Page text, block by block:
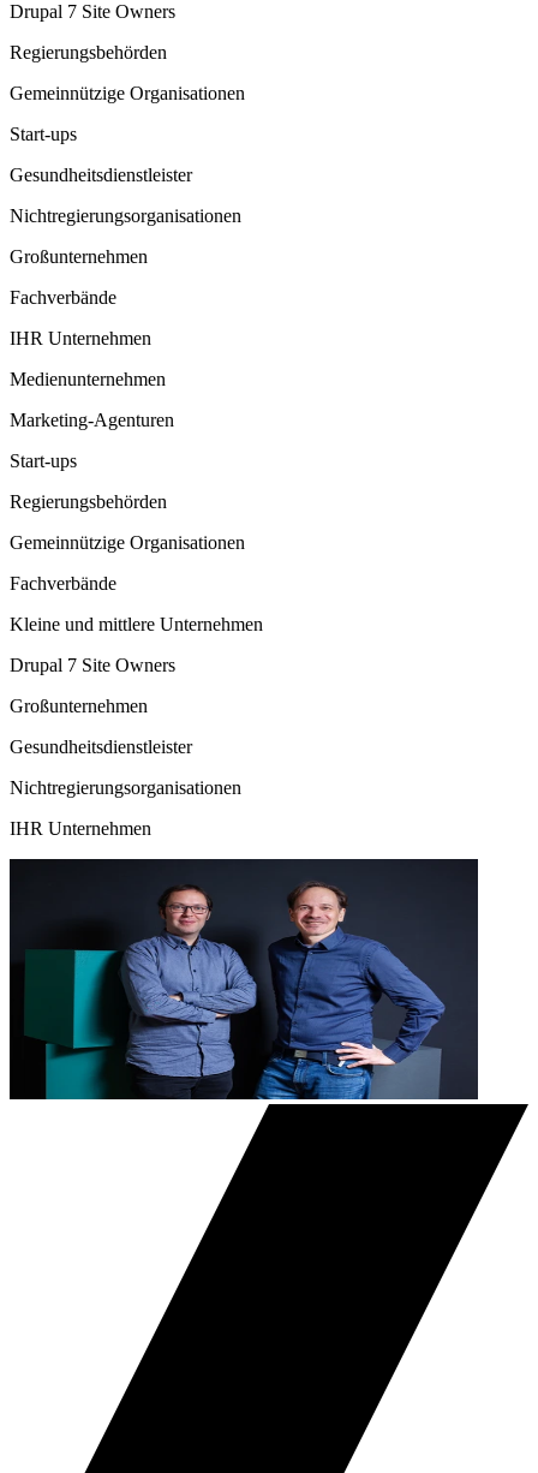
Drupal 7 Site Owners
Regierungsbehörden
Gemeinnützige Organisationen
Start-ups
Gesundheitsdienstleister
Nichtregierungsorganisationen
Großunternehmen
Fachverbände
IHR Unternehmen
Medienunternehmen
Marketing-Agenturen
Start-ups
Regierungsbehörden
Gemeinnützige Organisationen
Fachverbände
Kleine und mittlere Unternehmen
Drupal 7 Site Owners
Großunternehmen
Gesundheitsdienstleister
Nichtregierungsorganisationen
IHR Unternehmen